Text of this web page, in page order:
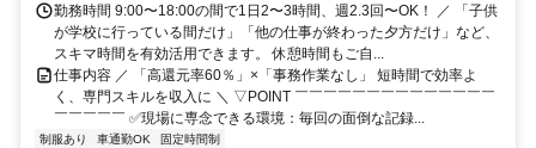
勤務時間 9:00〜18:00の間で1日2〜3時間、週2.3回〜OK！ ／ 「子供
が学校に行っている間だけ」「他の仕事が終わった夕方だけ」など、
スキマ時間を有効活用できます。 休憩時間もご自...
仕事内容 ／ 「高還元率60％」×「事務作業なし」 短時間で効率よ
く、専門スキルを収入に ＼ ▽POINT ￣￣￣￣￣￣￣￣￣￣￣￣￣￣
￣￣￣￣￣ ✅現場に専念できる環境：毎回の面倒な記録...
制服あり 車通勤OK 固定時間制